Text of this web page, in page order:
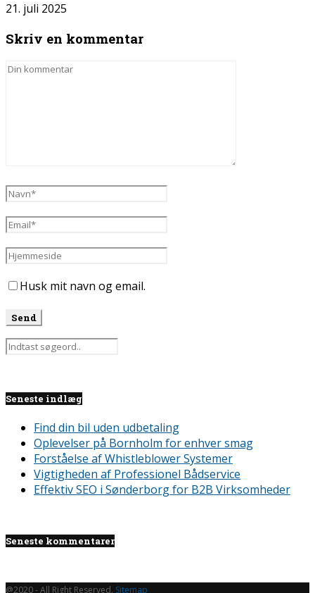
21. juli 2025
Skriv en kommentar
Husk mit navn og email.
Seneste indlæg
Find din bil uden udbetaling
Oplevelser på Bornholm for enhver smag
Forståelse af Whistleblower Systemer
Vigtigheden af Professionel Bådservice
Effektiv SEO i Sønderborg for B2B Virksomheder
Seneste kommentarer
@2020 - All Right Reserved. Sitemap